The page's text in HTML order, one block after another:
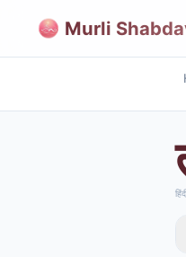
Murli